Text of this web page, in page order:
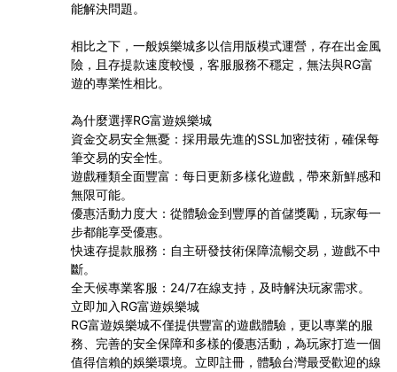
能解決問題。
相比之下，一般娛樂城多以信用版模式運營，存在出金風
險，且存提款速度較慢，客服服務不穩定，無法與RG富
遊的專業性相比。
為什麼選擇RG富遊娛樂城
資金交易安全無憂：採用最先進的SSL加密技術，確保每
筆交易的安全性。
遊戲種類全面豐富：每日更新多樣化遊戲，帶來新鮮感和
無限可能。
優惠活動力度大：從體驗金到豐厚的首儲獎勵，玩家每一
步都能享受優惠。
快速存提款服務：自主研發技術保障流暢交易，遊戲不中
斷。
全天候專業客服：24/7在線支持，及時解決玩家需求。
立即加入RG富遊娛樂城
RG富遊娛樂城不僅提供豐富的遊戲體驗，更以專業的服
務、完善的安全保障和多樣的優惠活動，為玩家打造一個
值得信賴的娛樂環境。立即註冊，體驗台灣最受歡迎的線